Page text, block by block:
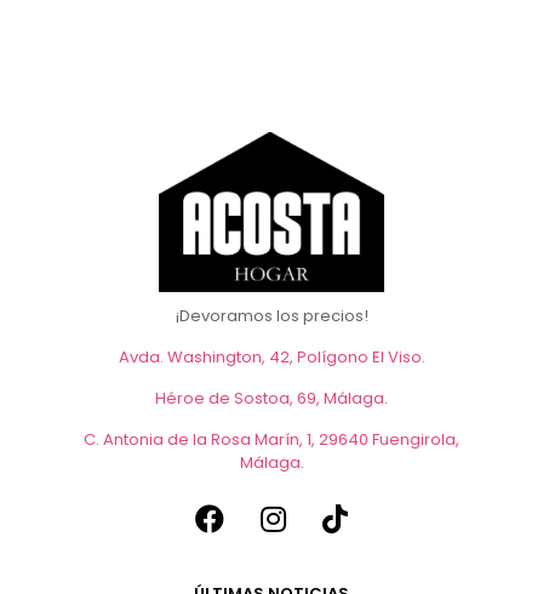
¡Devoramos los precios!
Avda. Washington, 42, Polígono El Viso.
Héroe de Sostoa, 69, Málaga.
C. Antonia de la Rosa Marín, 1, 29640 Fuengirola,
Málaga.